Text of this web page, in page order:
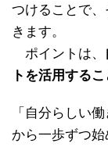
つけることで
きます。
ポイントは、
トを活用するこ
「自分らしい
から一歩ずつ始